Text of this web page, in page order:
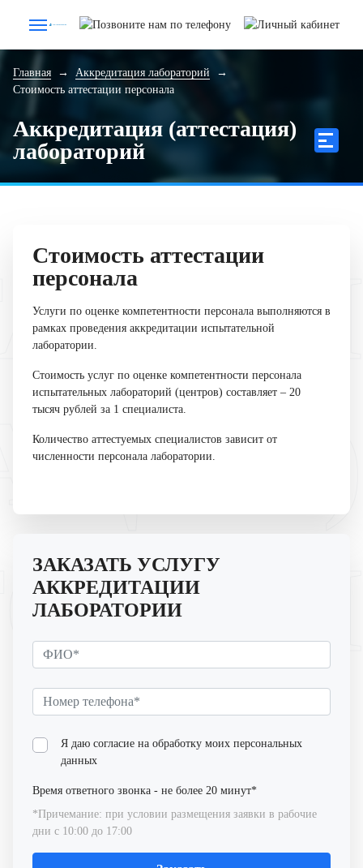
Главная → Аккредитация лабораторий
→
Стоимость аттестации персонала
Аккредитация (аттестация)
лабораторий
Стоимость аттестации
персонала
Услуги по оценке компетентности персонала выполняются в
рамках проведения аккредитации испытательной
лаборатории.
Стоимость услуг по оценке компетентности персонала
испытательных лабораторий (центров) составляет – 20
тысяч рублей за 1 специалиста.
Количество аттестуемых специалистов зависит от
численности персонала лаборатории.
ЗАКАЗАТЬ УСЛУГУ
АККРЕДИТАЦИИ
ЛАБОРАТОРИИ
Я даю согласие на обработку моих персональных
данных
Время ответного звонка - не более 20 минут*
*Причемание: при условии размещения заявки в рабочие
дни с 10:00 до 17:00